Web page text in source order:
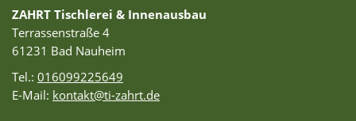
ZAHRT Tischlerei & Innenausbau
Terrassenstraße 4
61231 Bad Nauheim
Tel.: 016099225649
E-Mail: kontakt@ti-zahrt.de